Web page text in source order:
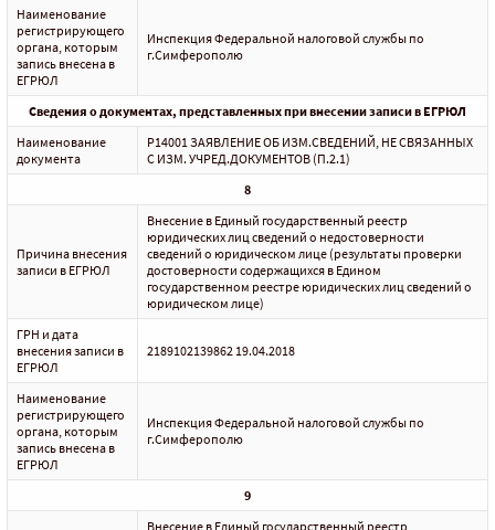
Наименование
регистрирующего
органа, которым
запись внесена в
ЕГРЮЛ
Инспекция Федеральной налоговой службы по
г.Симферополю
Сведения о документах, представленных при внесении записи в ЕГРЮЛ
Наименование
документа
Р14001 ЗАЯВЛЕНИЕ ОБ ИЗМ.СВЕДЕНИЙ, НЕ СВЯЗАННЫХ
С ИЗМ. УЧРЕД.ДОКУМЕНТОВ (П.2.1)
8
Причина внесения
записи в ЕГРЮЛ
Внесение в Единый государственный реестр
юридических лиц сведений о недостоверности
сведений о юридическом лице (результаты проверки
достоверности содержащихся в Едином
государственном реестре юридических лиц сведений о
юридическом лице)
ГРН и дата
внесения записи в
ЕГРЮЛ
2189102139862 19.04.2018
Наименование
регистрирующего
органа, которым
запись внесена в
ЕГРЮЛ
Инспекция Федеральной налоговой службы по
г.Симферополю
9
Внесение в Единый государственный реестр